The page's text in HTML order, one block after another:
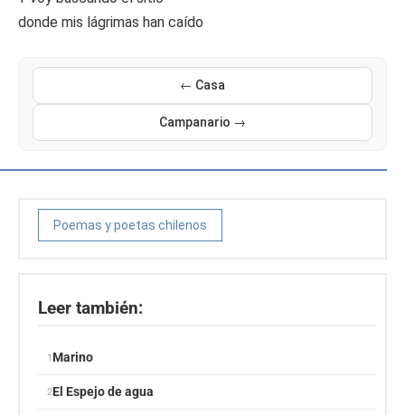
donde mis lágrimas han caído
← Casa
Campanario →
Poemas y poetas chilenos
Leer también:
Marino
El Espejo de agua